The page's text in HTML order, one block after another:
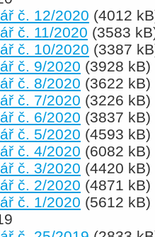
č. 12/2020 (4012
č. 11/2020 (3583
č. 10/2020 (3387
č. 9/2020 (3928 kB)
č. 8/2020 (3622 kB)
č. 7/2020 (3226 kB)
č. 6/2020 (3837 kB)
č. 5/2020 (4593 kB)
č. 4/2020 (6082 kB)
č. 3/2020 (4420 kB)
č. 2/2020 (4871 kB)
č. 1/2020 (5612 kB)